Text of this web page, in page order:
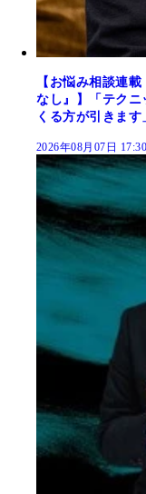
【お悩み相談連
なし』】「テクニ
くる方が引きます
2026年08月07日 17:30